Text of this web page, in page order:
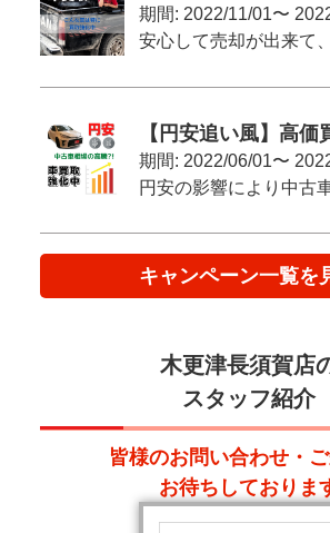
期間: 2022/11/01〜
期間: 2022/06/01〜
キャンペーン一覧を
木更津長須賀店
スタッフ紹介
皆様のお問い合わせ・
お待ちしておりま